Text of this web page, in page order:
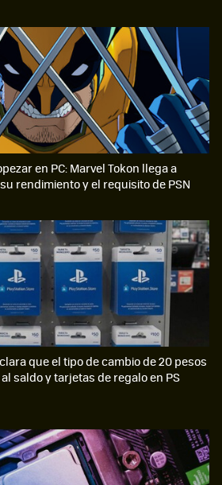
en PC: Marvel Tokon llega a
rendimiento y el requisito de PSN
que el tipo de cambio de 20 pesos
saldo y tarjetas de regalo en PS